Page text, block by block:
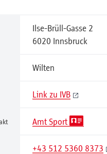
Ilse-Brüll-Gasse 2
6020 Innsbruck
Wilten
Link zu IVB
Amt Sport
+43 512 5360 8373